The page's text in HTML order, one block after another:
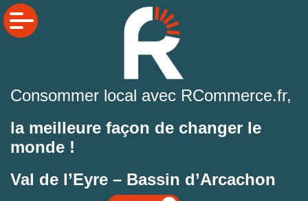
Consommer local avec RCommerce.fr,
la meilleure façon de changer le
monde !
Val de l’Eyre – Bassin d’Arcachon